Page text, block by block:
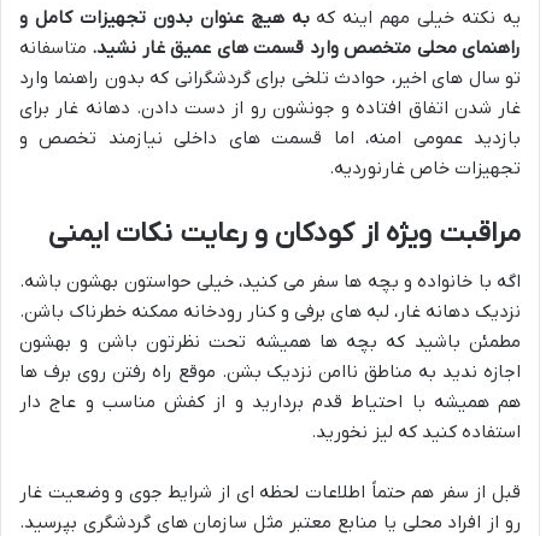
یه نکته خیلی مهم اینه کهبه هیچ عنوان بدون تجهیزات کامل و
راهنمای محلی متخصص وارد قسمت های عمیق غار نشید. متاسفانه
تو سال های اخیر، حوادث تلخی برای گردشگرانی که بدون راهنما وارد
غار شدن اتفاق افتاده و جونشون رو از دست دادن. دهانه غار برای
بازدید عمومی امنه، اما قسمت های داخلی نیازمند تخصص و
تجهیزات خاص غارنوردیه.
مراقبت ویژه از کودکان و رعایت نکات ایمنی
اگه با خانواده و بچه ها سفر می کنید، خیلی حواستون بهشون باشه.
نزدیک دهانه غار، لبه های برفی و کنار رودخانه ممکنه خطرناک باشن.
مطمئن باشید که بچه ها همیشه تحت نظرتون باشن و بهشون
اجازه ندید به مناطق ناامن نزدیک بشن. موقع راه رفتن روی برف ها
هم همیشه با احتیاط قدم بردارید و از کفش مناسب و عاج دار
استفاده کنید که لیز نخورید.
قبل از سفر هم حتماً اطلاعات لحظه ای از شرایط جوی و وضعیت غار
رو از افراد محلی یا منابع معتبر مثل سازمان های گردشگری بپرسید.